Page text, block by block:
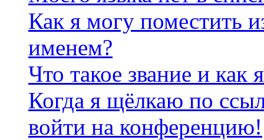
Как я могу поместить
именем?
Что такое звание и как
Когда я щёлкаю по
войти на конференцию!